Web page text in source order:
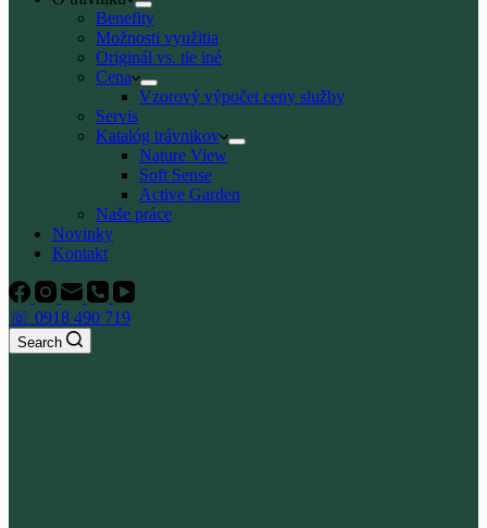
Benefity
Možnosti využitia
Originál vs. tie iné
Cena
Vzorový výpočet ceny služby
Servis
Katalóg trávnikov
Nature View
Soft Sense
Active Garden
Naše práce
Novinky
Kontakt
☏ 0918 490 719
Search